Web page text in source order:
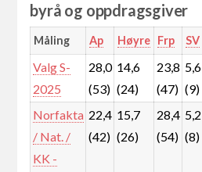
byrå og oppdragsgiver
Måling Ap Høyre Frp SV
Valg S-
2025
28,0
(53)
14,6
(24)
23,8
(47)
5,6
(9)
Norfakta
/ Nat. /
KK -
22,4
(42)
15,7
(26)
28,4
(54)
5,2
(8)